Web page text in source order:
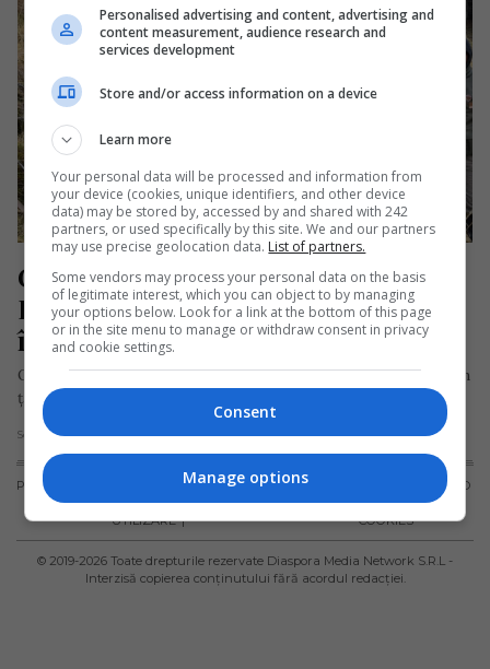
O româncă emigrată în Marea
Britanie a plantat 15.000 de copaci
în Munții Făgăraș
O româncă stabilită de mulți ani în Marea Britanie s-a întors în
țară și a plantat în luna noiembrie 15.000…
Scris de Daniela Stoica- duminică, 8 decembrie 2019
PUBLICITATE
CONDIȚII DE
UTILIZARE
POLITICA DE
CONFIDENȚIALITATE
POLITICA PRIVIND
FISIERELE
COOKIES
© 2019-2026 Toate drepturile rezervate Diaspora Media Network S.R.L -
Interzisă copierea conținutului fără acordul redacției.
Personalised advertising and content, advertising and
content measurement, audience research and
services development
Store and/or access information on a device
Learn more
Your personal data will be processed and information from
your device (cookies, unique identifiers, and other device
data) may be stored by, accessed by and shared with 242
partners, or used specifically by this site. We and our partners
may use precise geolocation data. List of partners.
Some vendors may process your personal data on the basis
of legitimate interest, which you can object to by managing
your options below. Look for a link at the bottom of this page
or in the site menu to manage or withdraw consent in privacy
and cookie settings.
Consent
Manage options